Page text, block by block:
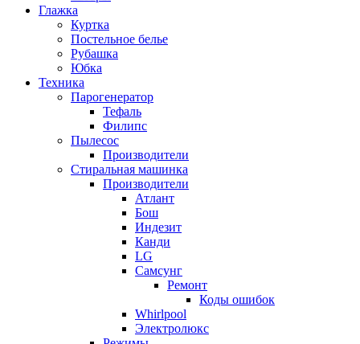
Глажка
Куртка
Постельное белье
Рубашка
Юбка
Техника
Парогенератор
Тефаль
Филипс
Пылесос
Производители
Стиральная машинка
Производители
Атлант
Бош
Индезит
Канди
LG
Самсунг
Ремонт
Коды ошибок
Whirlpool
Электролюкс